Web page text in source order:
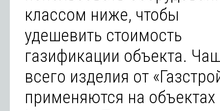
классом ниже, чтобы
удешевить стоимость
газификации объекта.
всего изделия от
применяются на объектах